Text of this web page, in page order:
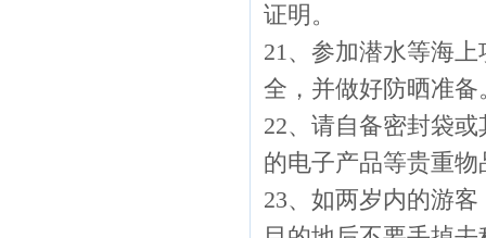
证明。
21、参加潜水等海
全，并做好防晒准备
22、请自备密封袋
的电子产品等贵重
23、如两岁内的游